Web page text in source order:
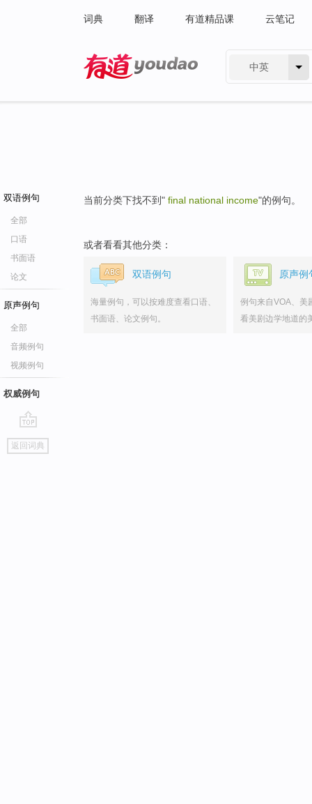
词典 翻译 有道精品课 云笔记
中英
双语例句
全部
口语
书面语
论文
原声例句
全部
音频例句
视频例句
权威例句
go
top
返回词典
当前分类下找不到" final national income"的例句。
或者看看其他分类：
双语例句
海量例句，可以按难度查看口语、
书面语、论文例句。
原声例
例句来自VOA、美
看美剧边学地道的